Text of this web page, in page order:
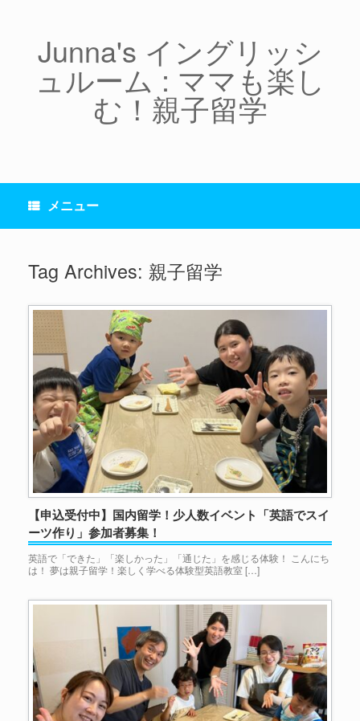
Junna's イングリッシ
ュルーム : ママも楽し
む！親子留学
メニュー
Tag Archives: 親子留学
【申込受付中】国内留学！少人数イベント「英語でスイ
ーツ作り」参加者募集！
英語で「できた」「楽しかった」「通じた」を感じる体験！ こんにち
は！ 夢は親子留学！楽しく学べる体験型英語教室 […]